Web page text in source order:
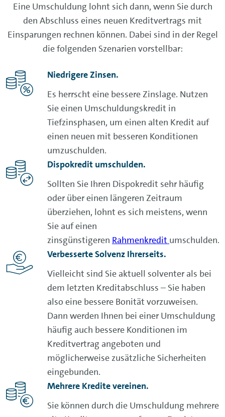
Eine Umschuldung lohnt sich dann, wenn Sie durch
den Abschluss eines neuen Kreditvertrags mit
Einsparungen rechnen können. Dabei sind in der Regel
die folgenden Szenarien vorstellbar:
Niedrigere Zinsen.
Es herrscht eine bessere Zinslage. Nutzen
Sie einen Umschuldungskredit in
Tiefzinsphasen, um einen alten Kredit auf
einen neuen mit besseren Konditionen
umzuschulden.
Dispokredit umschulden.
Sollten Sie Ihren Dispokredit sehr häufig
oder über einen längeren Zeitraum
überziehen, lohnt es sich meistens, wenn
Sie auf einen
zinsgünstigeren Rahmenkredit umschulden.
Verbesserte Solvenz Ihrerseits.
Vielleicht sind Sie aktuell solventer als bei
dem letzten Kreditabschluss – Sie haben
also eine bessere Bonität vorzuweisen.
Dann werden Ihnen bei einer Umschuldung
häufig auch bessere Konditionen im
Kreditvertrag angeboten und
möglicherweise zusätzliche Sicherheiten
eingebunden.
Mehrere Kredite vereinen.
Sie können durch die Umschuldung mehrere